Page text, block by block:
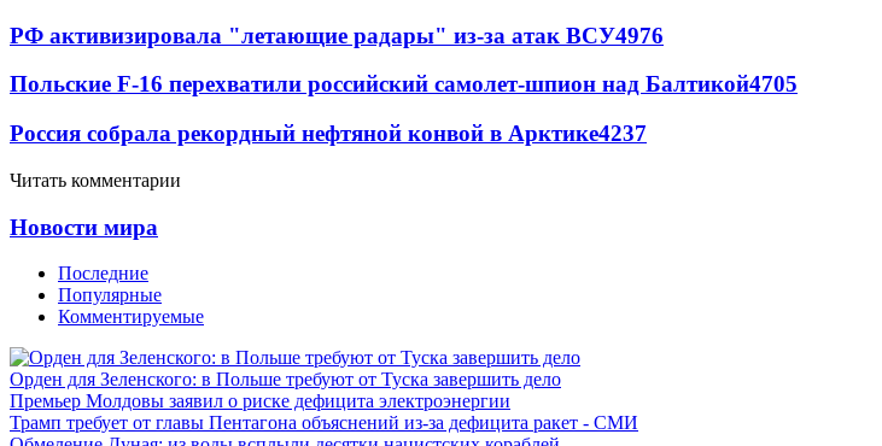
РФ активизировала "летающие радары" из-за атак ВСУ4976
Польские F-16 перехватили российский самолет-шпион над Балтикой4705
Россия собрала рекордный нефтяной конвой в Арктике4237
Читать комментарии
Новости мира
Последние
Популярные
Комментируемые
Орден для Зеленского: в Польше требуют от Туска завершить дело
Премьер Молдовы заявил о риске дефицита электроэнергии
Трамп требует от главы Пентагона объяснений из-за дефицита ракет - СМИ